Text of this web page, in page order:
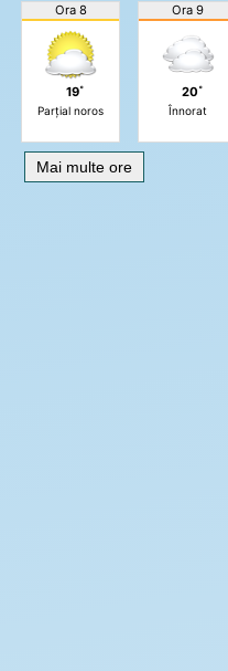
Ora 8
19˚
Parțial noros
Ora 9
20˚
Înnorat
Mai multe ore